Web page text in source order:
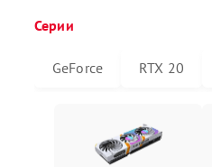
Серии
GeForce RTX 20